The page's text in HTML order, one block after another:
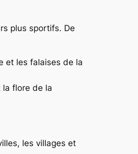
plus sportifs. De
et les falaises de la
la flore de la
les villages et